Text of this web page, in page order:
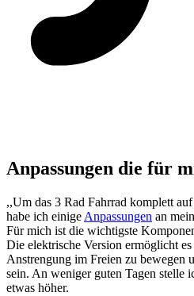
Anpassungen die für
,,Um das 3 Rad Fahrrad komplett
habe ich einige Anpassungen an
Für mich ist die wichtigste
Die elektrische Version ermöglicht
Anstrengung im Freien zu bewegen
sein. An weniger guten Tagen stelle
etwas höher.